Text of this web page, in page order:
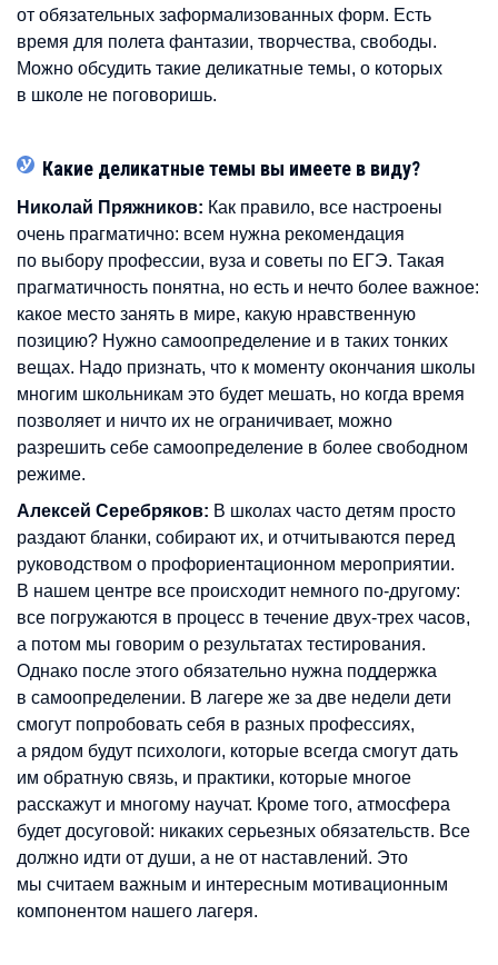
от обязательных заформализованных форм. Есть
время для полета фантазии, творчества, свободы.
Можно обсудить такие деликатные темы, о которых
в школе не поговоришь.
Какие деликатные темы вы имеете в виду?
Николай Пряжников: Как правило, все настроены
очень прагматично: всем нужна рекомендация
по выбору профессии, вуза и советы по ЕГЭ. Такая
прагматичность понятна, но есть и нечто более важное:
какое место занять в мире, какую нравственную
позицию? Нужно самоопределение и в таких тонких
вещах. Надо признать, что к моменту окончания школы
многим школьникам это будет мешать, но когда время
позволяет и ничто их не ограничивает, можно
разрешить себе самоопределение в более свободном
режиме.
Алексей Серебряков: В школах часто детям просто
раздают бланки, собирают их, и отчитываются перед
руководством о профориентационном мероприятии.
В нашем центре все происходит немного по-другому:
все погружаются в процесс в течение двух-трех часов,
а потом мы говорим о результатах тестирования.
Однако после этого обязательно нужна поддержка
в самоопределении. В лагере же за две недели дети
смогут попробовать себя в разных профессиях,
а рядом будут психологи, которые всегда смогут дать
им обратную связь, и практики, которые многое
расскажут и многому научат. Кроме того, атмосфера
будет досуговой: никаких серьезных обязательств. Все
должно идти от души, а не от наставлений. Это
мы считаем важным и интересным мотивационным
компонентом нашего лагеря.